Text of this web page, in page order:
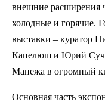
внешние расширения
холодные и горячие.
выставки – куратор
Капелюш и Юрий
Манежа в огромный
Основная часть